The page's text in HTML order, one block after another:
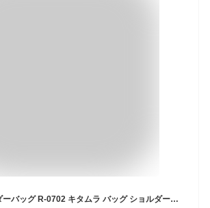
Kitamura ショルダーバッグ R-0702 キタムラ バッグ ショルダーバッグ ベージュ ブルー パープル ブラック ネイビー【送料無料】